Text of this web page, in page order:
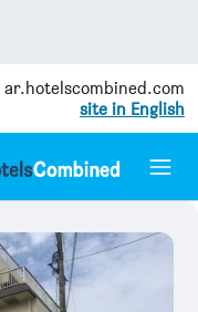
ar.hotelscombined.com
site in English